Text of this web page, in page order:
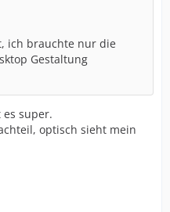
ich brauchte nur die
Gestaltung
super.
optisch sieht mein